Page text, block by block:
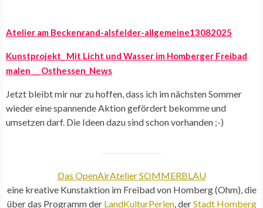
Atelier am Beckenrand-alsfelder-allgemeine13082025
Kunstprojekt_ Mit Licht und Wasser im Homberger Freibad
malen __ Osthessen_News
Jetzt bleibt mir nur zu hoffen, dass ich im nächsten Sommer
wieder eine spannende Aktion gefördert bekomme und
umsetzen darf. Die Ideen dazu sind schon vorhanden ;-)
Das OpenAirAtelier SOMMERBLAU
eine kreative Kunstaktion im Freibad von Homberg (Ohm), die
über das Programm der LandKulturPerlen, derStadt Homberg